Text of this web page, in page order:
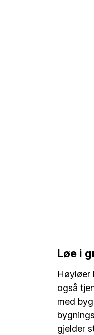
Løe i
Høyløer
også
med
gjelder